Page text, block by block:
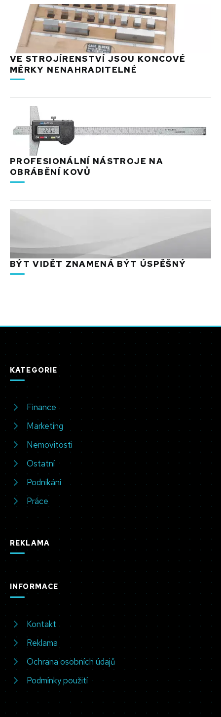
VE STROJÍRENSTVÍ JSOU KONCOVÉ
MĚRKY NENAHRADITELNÉ
PROFESIONÁLNÍ NÁSTROJE NA
OBRÁBĚNÍ KOVŮ
BÝT VIDĚT ZNAMENÁ BÝT ÚSPĚŠNÝ
KATEGORIE
Finance
Marketing
Nemovitosti
Ostatní
Podnikání
Práce
REKLAMA
INFORMACE
Kontakt
Reklama
Ochrana osobních údajů
Podmínky použití